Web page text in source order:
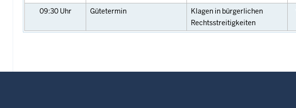
09:30 Uhr Gütetermin
Klagen in bürgerlichen
Rechtsstreitigkeiten